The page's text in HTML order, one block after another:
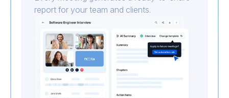
report for your team and clients.